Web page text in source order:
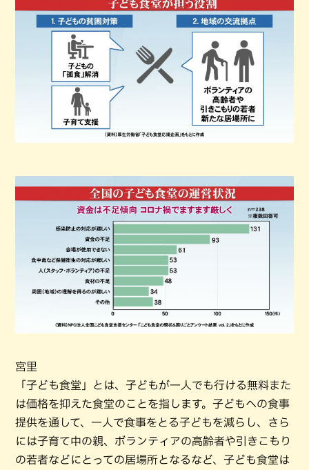
宮里
「子ども食堂」とは、子どもが一人でも行ける無料また
は価格を抑えた食堂のことを指します。子どもへの食事
提供を通して、一人で食事をとる子どもを減らし、さら
には子育て中の親、ボランティアの高齢者や引きこもり
の若者などにとっての居場所となるなど、子ども食堂は